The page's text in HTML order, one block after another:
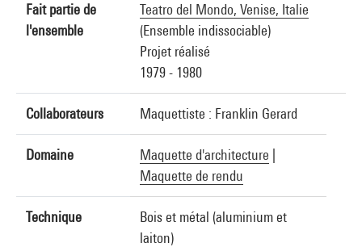
Fait partie de
l'ensemble
Teatro del Mondo, Venise, Italie
(Ensemble indissociable)
Projet réalisé
1979 - 1980
Collaborateurs Maquettiste : Franklin Gerard
Domaine Maquette d'architecture
Maquette de rendu
Technique
Bois et métal (aluminium et
laiton)